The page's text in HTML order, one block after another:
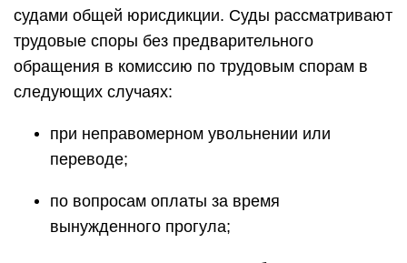
судами общей юрисдикции. Суды рассматривают
трудовые споры без предварительного
обращения в комиссию по трудовым спорам в
следующих случаях:
при неправомерном увольнении или
переводе;
по вопросам оплаты за время
вынужденного прогула;